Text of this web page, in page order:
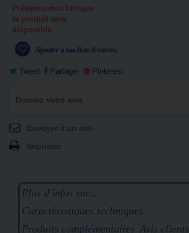
Prévenez-moi lorsque
le produit sera
disponible
Ajouter à ma liste d'envies
Tweet Partager Pinterest
Donnez votre avis
Envoyer à un ami
Imprimer
Plus d'infos sur...
Caractéristiques techniques
Produits complémentaires Avis clients